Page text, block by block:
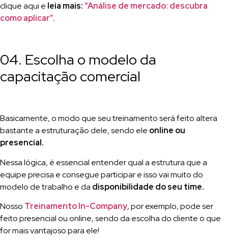
clique aqui e leia mais:“Análise de mercado: descubra
como aplicar”.
04. Escolha o modelo da
capacitação comercial
Basicamente, o modo que seu treinamento será feito altera
bastante a estruturação dele, sendo ele online ou
presencial.
Nessa lógica, é essencial entender qual a estrutura que a
equipe precisa e consegue participar e isso vai muito do
modelo de trabalho e da disponibilidade do seu time.
Nosso Treinamento In-Company, por exemplo, pode ser
feito presencial ou online, sendo da escolha do cliente o que
for mais vantajoso para ele!